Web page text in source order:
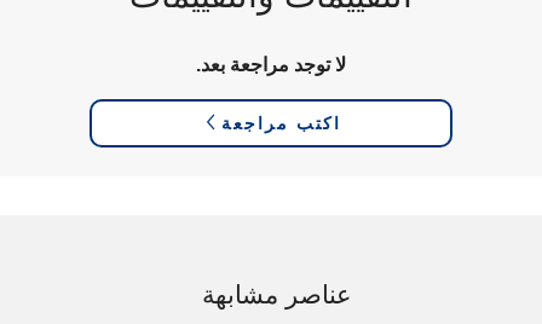
لا توجد مراجعة بعد.
اكتب مراجعة
عناصر مشابهة